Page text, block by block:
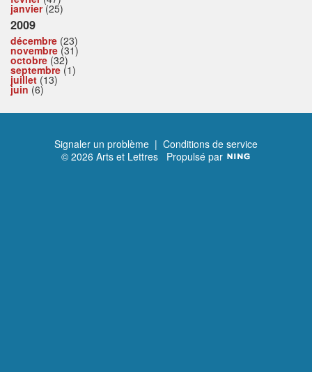
janvier(25)
2009
décembre (23)
novembre (31)
octobre (32)
septembre (1)
juillet (13)
juin (6)
Signaler un problème | Conditions de service
© 2026 Arts et Lettres Propulsé par